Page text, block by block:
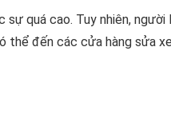
quá cao. Tuy nhiên, người
thể đến các cửa hàng sửa